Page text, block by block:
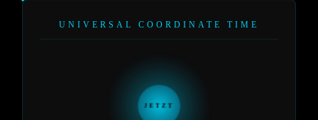
UNIVERSAL COORDINATE TIME
JETZT